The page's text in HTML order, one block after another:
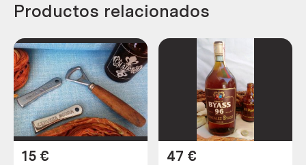
Productos relacionados
15 € 47 €